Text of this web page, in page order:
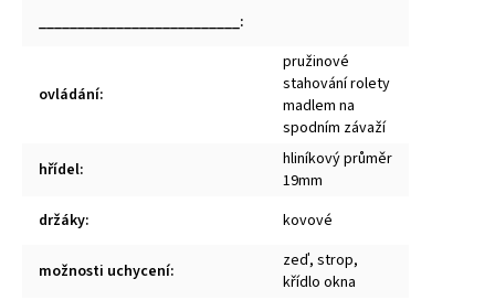
:
ovládání:
pružinové
stahování rolety
madlem na
spodním závaží
hřídel:
hliníkový průměr
19mm
držáky: kovové
možnosti uchycení:
zeď, strop,
křídlo okna